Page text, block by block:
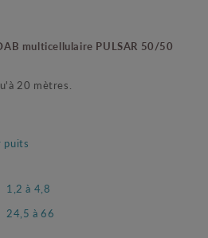
multicellulaire PULSAR 50/50
20 mètres.
puits
1,2 à 4,8
24,5 à 66